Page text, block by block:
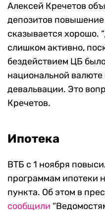
Алексей Кречетов
депозитов повышение
сказывается хорошо.
слишком активно,
бездействием ЦБ
национальной
девальвации. Это
Кречетов.
Ипотека
ВТБ с 1 ноября
программам ипотеки
пункта. Об этом в
сообщили